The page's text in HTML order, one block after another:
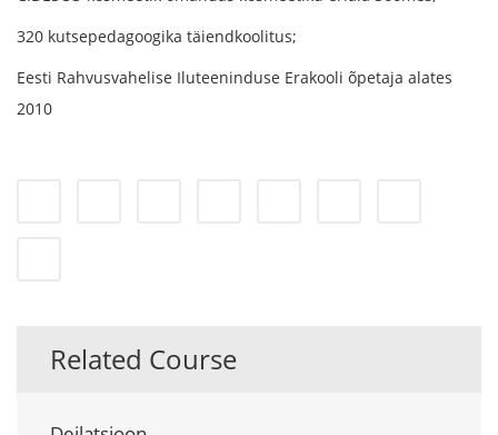
320 kutsepedagoogika täiendkoolitus;
Eesti Rahvusvahelise Iluteeninduse Erakooli õpetaja alates
2010
Related Course